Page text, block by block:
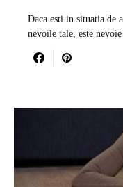
Daca esti in situatia de
nevoile tale, este nevoie